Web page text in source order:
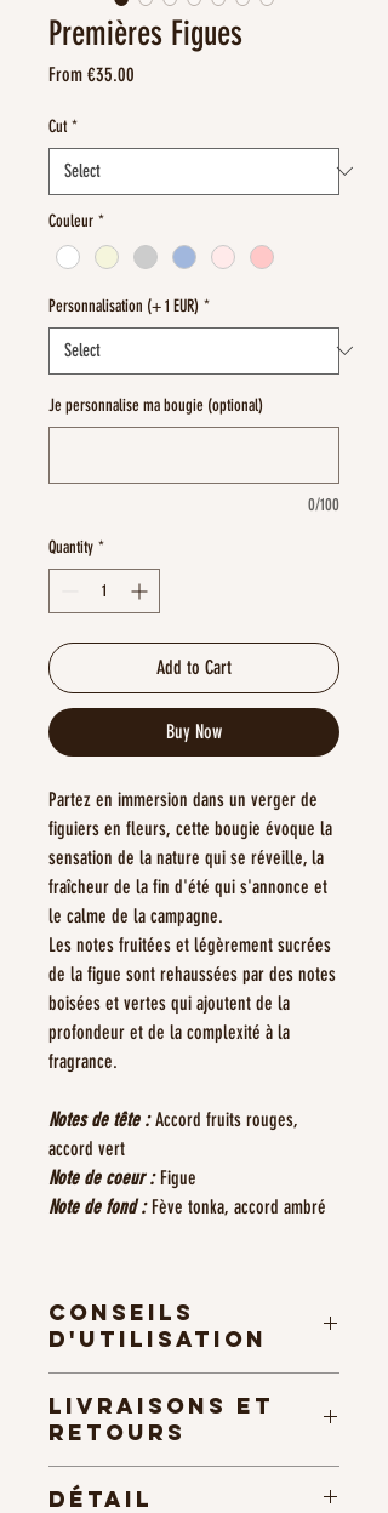
Premières Figues
From €35.00
Cut *
Couleur *
Personnalisation (+ 1 EUR) *
Je personnalise ma bougie (optional)
0/100
Quantity *
Add to Cart
Buy Now
Partez en immersion dans un verger de
figuiers en fleurs, cette bougie évoque la
sensation de la nature qui se réveille, la
fraîcheur de la fin d'été qui s'annonce et
le calme de la campagne.
Les notes fruitées et légèrement sucrées
de la figue sont rehaussées par des notes
boisées et vertes qui ajoutent de la
profondeur et de la complexité à la
fragrance.
Notes de tête :Accord fruits rouges,
accord vert
Note de coeur :Figue
Note de fond :Fève tonka, accord ambré
Conseils
d'utilisation
et de façon régulière, il est conseillé lors de la
première utilisation, de laisser brûler la bougie 2
à 3 heures, jusqu’à ce que la totalité de la cire soit
devenue liquide en surface. Cela évitera que la
Livraisons et
retours
Expédition Rapide et Soignée :
Détail